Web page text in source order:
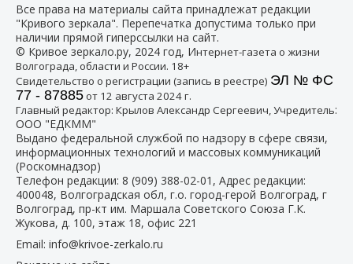
Все права на материалы сайта принадлежат редакции
"Кривого зеркала". Перепечатка допустима только при
наличии прямой гиперссылки на сайт.
© Кривое зеркало.ру, 2024 год, Интернет-газета о жизни
Волгограда, области и России. 18+
Свидетельство о регистрации (запись в реестре) ЭЛ № ФС
77 - 87885от 12 августа 2024 г.
Главный редактор: Крылов Александр Сергеевич, Учредитель:
ООО "ЕДКММ"
Выдано федеральной службой по надзору в сфере связи,
информационных технологий и массовых коммуникаций
(Роскомнадзор)
Телефон редакции: 8 (909) 388-02-01 , Адрес редакции:
400048, Волгоградская обл, г.о. город-герой Волгоград, г
Волгоград, пр-кт им. Маршала Советского Союза Г.К.
Жукова, д. 100, этаж 18, офис 221
Email: info@krivoe-zerkalo.ru